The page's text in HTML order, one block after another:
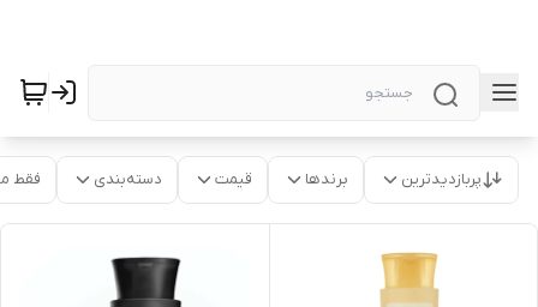
پربازدیدترین برندها قیمت دسته‌بندی فقط